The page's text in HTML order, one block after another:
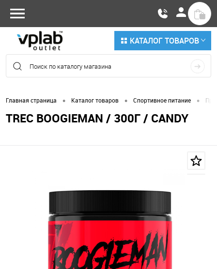
КАТАЛОГ ТОВАРОВ
Главная страница • Каталог товаров • Спортивное питание •
TREC BOOGIEMAN / 300Г / CANDY